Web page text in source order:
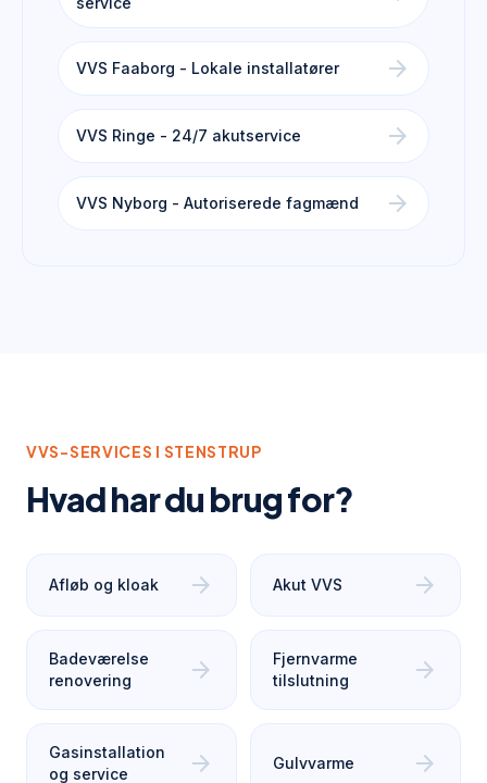
VVS Faaborg - Lokale installatører arrow_forward
VVS Ringe - 24/7 akutservice arrow_forward
VVS Nyborg - Autoriserede fagmænd arrow_forward
VVS-SERVICES I STENSTRUP
Hvad har du brug for?
Afløb og kloak arrow_forward Akut VVS arrow_forward
Badeværelse
renovering
arrow_forward
Fjernvarme
tilslutning
arrow_forward
Gasinstallation
og service
arrow_forward Gulvvarme arrow_forward